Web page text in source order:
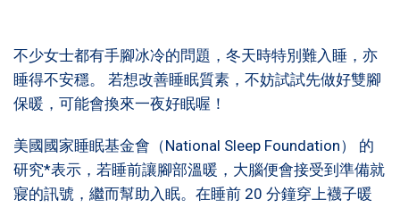
不少女士都有手腳冰冷的問題，冬天時特別難入睡，亦
睡得不安穩。 若想改善睡眠質素，不妨試試先做好雙腳
保暖，可能會換來一夜好眠喔！
美國國家睡眠基金會（National Sleep Foundation） 的
研究*表示，若睡前讓腳部溫暖，大腦便會接受到準備就
寢的訊號，繼而幫助入眠。在睡前 20 分鐘穿上襪子暖